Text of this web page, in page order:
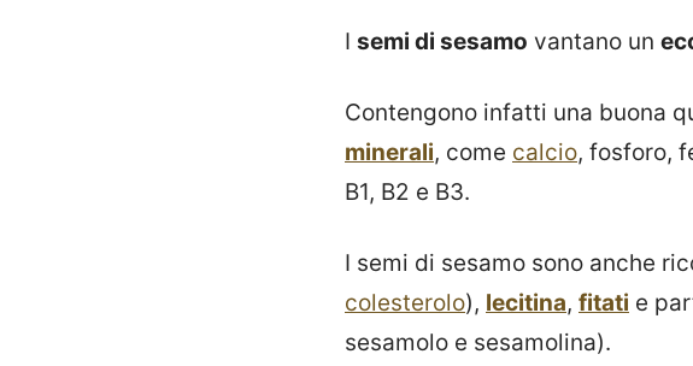
I semi di sesamo vantano un
Contengono infatti una buona
minerali, come calcio, fosforo,
B1, B2 e B3.
I semi di sesamo sono anche
colesterolo), lecitina, fitati e
sesamolo e sesamolina).